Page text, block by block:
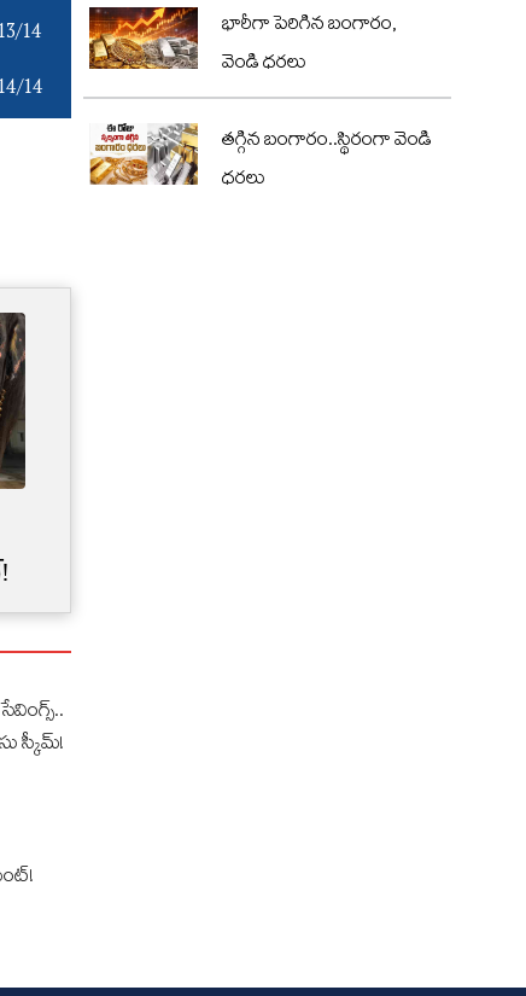
13/14
14/14
స్కీమ్!
భారీగా పెరిగిన బంగారం,
వెండి ధరలు
తగ్గిన బంగారం..స్థిరంగా వెండి
ధరలు